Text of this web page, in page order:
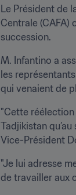
Le Président de
Centrale (CAFA)
succession.
M. Infantino a
les
qui venaient de
"Cette
Tadjikistan
Vice-Président
"Je lui adresse
de travailler aux